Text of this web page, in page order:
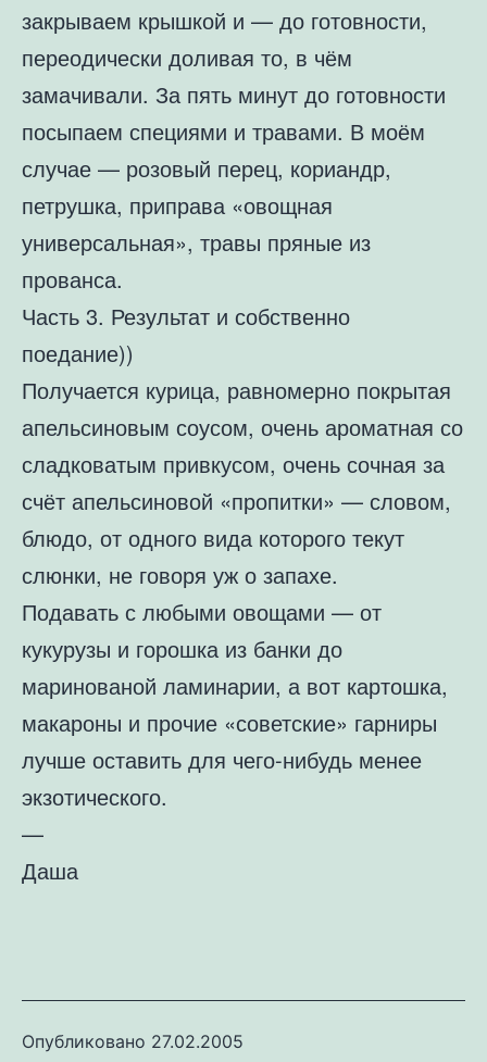
закрываем крышкой и — до готовности,
переодически доливая то, в чём
замачивали. За пять минут до готовности
посыпаем специями и травами. В моём
случае — розовый перец, кориандр,
петрушка, приправа «овощная
универсальная», травы пряные из
прованса.
Часть 3. Результат и собственно
поедание))
Получается курица, равномерно покрытая
апельсиновым соусом, очень ароматная со
сладковатым привкусом, очень сочная за
счёт апельсиновой «пропитки» — словом,
блюдо, от одного вида которого текут
слюнки, не говоря уж о запахе.
Подавать с любыми овощами — от
кукурузы и горошка из банки до
маринованой ламинарии, а вот картошка,
макароны и прочие «советские» гарниры
лучше оставить для чего-нибудь менее
экзотического.
—
Даша
Опубликовано 27.02.2005